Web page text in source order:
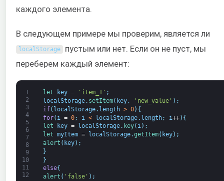
каждого элемента.
В следующем примере мы проверим, является ли
localStorage пустым или нет. Если он не пуст, мы
переберем каждый элемент:
1
2
3
4
5
6
7
8
9
10
11
12
let key = 'item_1' ;
localStorage. setItem( key, 'new_value' ) ;
if( localStorage. length > 0) {
for( i = 0; i < localStorage. length; i++) {
let
key = localStorage. key( i) ;
let myItem = localStorage.getItem( key) ;
alert ( key) ;
}
}
else{
alert ( 'false' ) ;